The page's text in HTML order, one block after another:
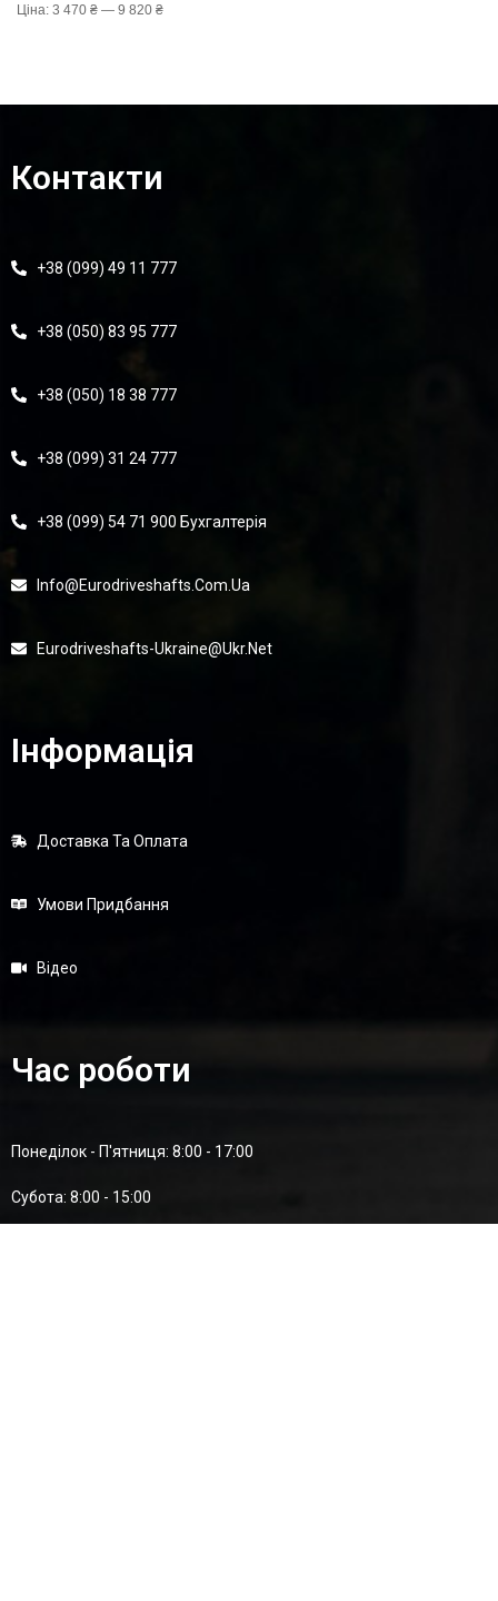
Ціна: 3 470 ₴ — 9 820 ₴
Контакти
+38 (099) 49 11 777
+38 (050) 83 95 777
+38 (050) 18 38 777
+38 (099) 31 24 777
+38 (099) 54 71 900 Бухгалтерія
Info@eurodriveshafts.com.ua
Eurodriveshafts-Ukraine@ukr.net
Інформація
Доставка Та Оплата
Умови Придбання
Відео
Час роботи
Понеділок - П'ятниця: 8:00 - 17:00
Суботa: 8:00 - 15:00